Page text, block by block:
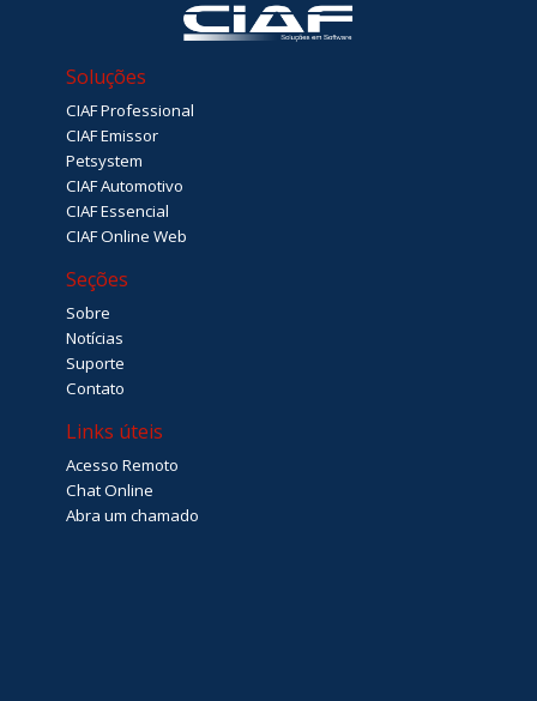
Soluções
CIAF Professional
CIAF Emissor
Petsystem
CIAF Automotivo
CIAF Essencial
CIAF Online Web
Seções
Sobre
Notícias
Suporte
Contato
Links úteis
Acesso Remoto
Chat Online
Abra um chamado